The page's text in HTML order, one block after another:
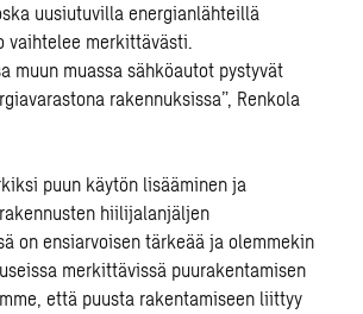
uusiutuvilla energianlähteillä
vaihtelee merkittävästi.
muun muassa sähköautot pystyvät
rakennuksissa”, Renkola
puun käytön lisääminen ja
hiilijalanjäljen
on ensiarvoisen tärkeää ja olemmekin
merkittävissä puurakentamisen
että puusta rakentamiseen liittyy